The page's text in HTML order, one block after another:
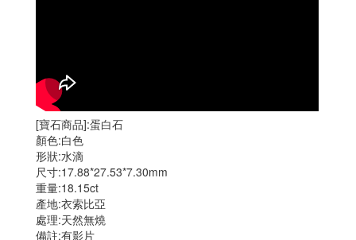
[寶石商品]:蛋白石
顏色:白色
形狀:水滴
尺寸:17.88*27.53*7.30mm
重量:18.15ct
產地:衣索比亞
處理:天然無燒
備註:有影片